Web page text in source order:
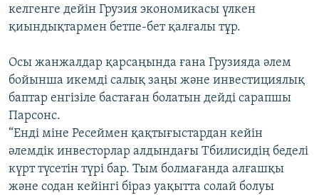
келгенге дейін Грузия экономикасы үлкен
қиындықтармен бетпе-бет қалғалы тұр.
Осы жанжалдар қарсаңында ғана Грузияда әлем
бойынша икемді салық заңы және инвестициялық
баптар енгізіле бастаған болатын дейді сарапшы
Парсонс.
“Енді міне Ресеймен қақтығыстардан кейін
әлемдік инвесторлар алдындағы Тбилисидің беделі
күрт түсетін түрі бар. Тым болмағанда алғашқы
және содан кейінгі біраз уақытта солай болуы